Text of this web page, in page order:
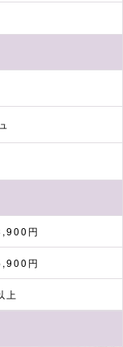
円
円
上